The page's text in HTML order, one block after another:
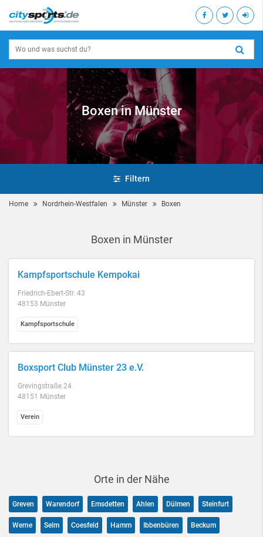
Boxen in Münster
Filtern
Home Nordrhein-Westfalen Münster Boxen
Boxen in Münster
Kampfsportschule Kempokai
Friedrich-Ebert-Str. 43
48153 Münster
Kampfsportschule
Boxsport Club Münster 23 e.V.
Grevingstraße 24
48151 Münster
Verein
Orte in der Nähe
Greven Warendorf Emsdetten Ahlen Dülmen Steinfurt
Werne Selm Coesfeld Hamm Ibbenbüren Beckum